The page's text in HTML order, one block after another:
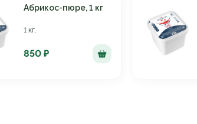
Абрикос-пюре, 1 кг
1 кг.
850 ₽